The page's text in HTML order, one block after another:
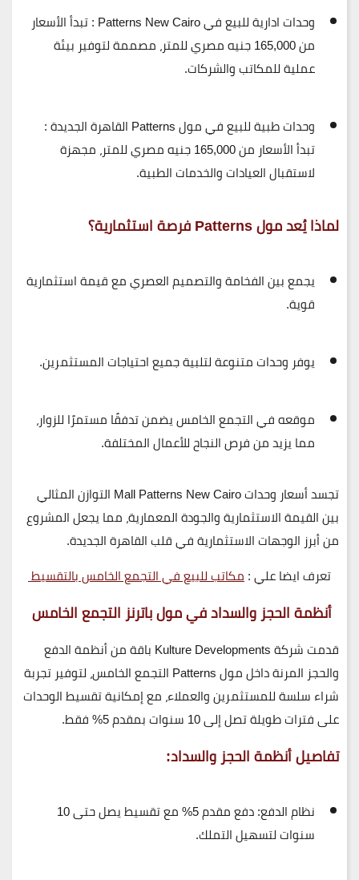
وحدات ادارية للبيع في Patterns New Cairo
: تبدأ الأسعار
من165,000 جنيه مصري للمتر
، مصممة لتوفير بيئة
عملية للمكاتب والشركات.
وحدات طبية للبيع في مول Patterns القاهرة الجديدة
:
تبدأ الأسعار من165,000 جنيه مصري للمتر
، مجهزة
لاستقبال العيادات والخدمات الطبية.
لماذا يُعد مول Patterns فرصة استثمارية؟
يجمع بينالفخامة والتصميم العصريمع قيمة استثمارية
قوية.
يوفر وحدات متنوعة لتلبية جميع احتياجات المستثمرين.
موقعه فيالتجمع الخامسيضمنتدفقًا مستمرًا للزوار،
مما يزيد من فرص النجاح للأعمال المختلفة.
تجسد أسعار وحداتMall Patterns New Cairo التوازن المثالي
بينالقيمة الاستثمارية والجودة المعمارية، مما يجعل المشروع
من أبرز الوجهات الاستثمارية في قلب القاهرة الجديدة.
تعرف ايضا علي :مكاتب للبيع في التجمع الخامس بالتقسيط
أنظمة الحجز والسداد فيمول باترنز التجمع الخامس
قدمت شركةKulture Developments باقة منأنظمة الدفع
والحجز المرنةداخلمول Patterns التجمع الخامس
، لتوفير تجربة
شراء سلسة للمستثمرين والعملاء، مع إمكانية تقسيط الوحدات
على فترات طويلة تصل إلى10 سنوات بمقدم5% فقط .
تفاصيل أنظمة الحجز والسداد:
نظام الدفع: دفع مقدم 5% مع تقسيط يصل حتى
10
سنواتلتسهيل التملك.